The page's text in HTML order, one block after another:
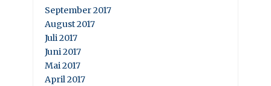
September 2017
August 2017
Juli 2017
Juni 2017
Mai 2017
April 2017